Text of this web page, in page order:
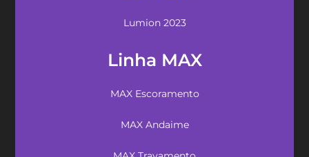
Lumion 2023
Linha MAX
MAX Escoramento
MAX Andaime